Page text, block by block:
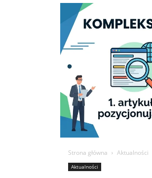
Strona główna Aktualności
Aktualności